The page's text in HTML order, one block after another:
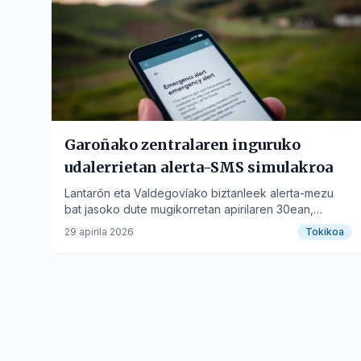
Garoñako zentralaren inguruko
udalerrietan alerta-SMS simulakroa
Lantarón eta Valdegovíako biztanleek alerta-mezu
bat jasoko dute mugikorretan apirilaren 30ean,
simulakro gisa.
29 apirila 2026 Tokikoa